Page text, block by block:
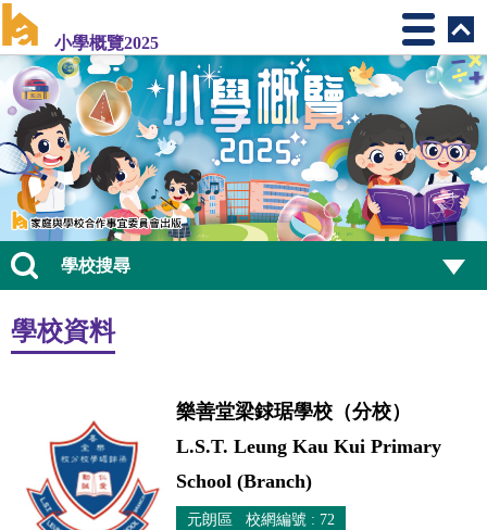
小學概覽2025
學校搜尋
學校資料
樂善堂梁銶琚學校（分校）
L.S.T. Leung Kau Kui Primary
School (Branch)
元朗區 校網編號 : 72